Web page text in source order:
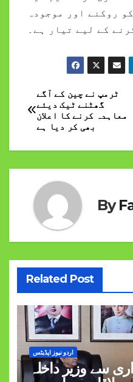
روکنے اور موجودہ
کے لیے تیار ہے۔
Post
navigation
ٹرمپ نے چین کے آگے
گھٹنے ٹیک دیئے
معاہدہ کرنے کا اعلان
بھی کر دیا ہے
By
Related Post
اردو نیوز اپڈیٹس
سے وزیر داخلہ